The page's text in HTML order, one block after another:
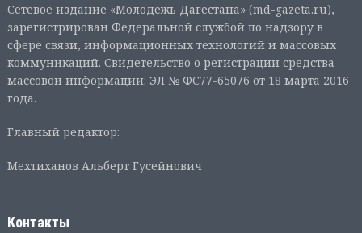
Сетевое издание «Молодежь Дагестана» (md-gazeta.ru),
зарегистрирован Федеральной службой по надзору в
сфере связи, информационных технологий и массовых
коммуникаций. Свидетельство о регистрации средства
массовой информации: ЭЛ № ФС77-65076 от 18 марта 2016
года.
Главный редактор:
Мехтиханов Альберт Гусейнович
Контакты